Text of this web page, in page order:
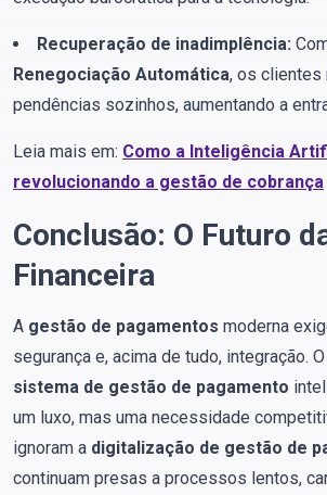
Recuperação de inadimplência:
Renegociação Automática, os clientes
pendências sozinhos, aumentando a
Leia mais em: Como a Inteligência
revolucionando a gestão de cobrança
Conclusão: O Futuro
Financeira
A gestão de pagamentos moderna
segurança e, acima de tudo, integração.
sistema de gestão de pagamento
um luxo, mas uma necessidade
ignoram a digitalização de gestão de
continuam presas a processos lentos,